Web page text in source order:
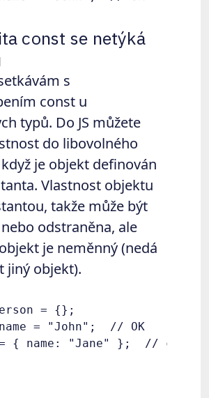
const se netýká
s
const u
typů. Do JS můžete
do libovolného
je objekt definován
Vlastnost objektu
takže může být
odstraněna, ale
je neměnný (nedá
jiný objekt).
= {};
= "John";  // OK